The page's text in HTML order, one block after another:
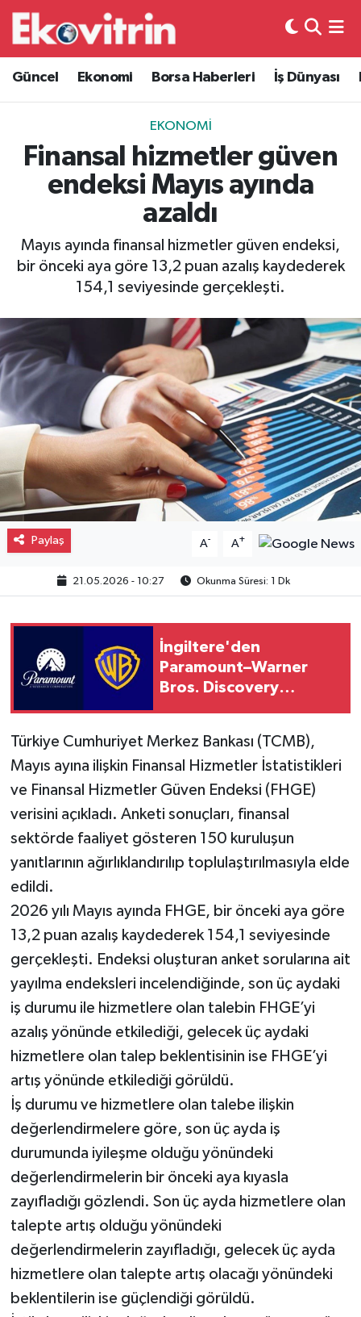
Güncel Ekonomi Borsa Haberleri İş Dünyası
EKONOMI
Finansal hizmetler güven
endeksi Mayıs ayında
azaldı
Mayıs ayında finansal hizmetler güven endeksi,
bir önceki aya göre 13,2 puan azalış kaydederek
154,1 seviyesinde gerçekleşti.
Paylaş A- A+
21.05.2026 - 10:27 Okunma Süresi: 1 Dk
İngiltere'den
Paramount–Warner
Bros. Discovery
Türkiye Cumhuriyet Merkez Bankası (TCMB),
Mayıs ayına ilişkin Finansal Hizmetler İstatistikleri
ve Finansal Hizmetler Güven Endeksi (FHGE)
verisini açıkladı. Anketi sonuçları, finansal
sektörde faaliyet gösteren 150 kuruluşun
yanıtlarının ağırlıklandırılıp toplulaştırılmasıyla elde
edildi.
2026 yılı Mayıs ayında FHGE, bir önceki aya göre
13,2 puan azalış kaydederek 154,1 seviyesinde
gerçekleşti. Endeksi oluşturan anket sorularına ait
yayılma endeksleri incelendiğinde, son üç aydaki
iş durumu ile hizmetlere olan talebin FHGE’yi
azalış yönünde etkilediği, gelecek üç aydaki
hizmetlere olan talep beklentisinin ise FHGE’yi
artış yönünde etkilediği görüldü.
İş durumu ve hizmetlere olan talebe ilişkin
değerlendirmelere göre, son üç ayda iş
durumunda iyileşme olduğu yönündeki
değerlendirmelerin bir önceki aya kıyasla
zayıfladığı gözlendi. Son üç ayda hizmetlere olan
talepte artış olduğu yönündeki
değerlendirmelerin zayıfladığı, gelecek üç ayda
hizmetlere olan talepte artış olacağı yönündeki
beklentilerin ise güçlendiği görüldü.
Güncel
Ekonomi
Borsa Haberleri
İş Dünyası
Otovitrin
Magazin
Gayrimenkul
Spor
Eğitim
Hava Durumu
Trafik Durumu
Süper Lig Puan Durumu ve Fikstür
Tüm Manşetler
Son Dakika Haberleri
Haber Arşivi